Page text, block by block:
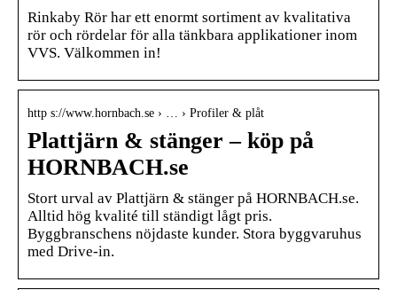
Rinkaby Rör har ett enormt sortiment av kvalitativa
rör och rördelar för alla tänkbara applikationer inom
VVS. Välkommen in!
http s://www.hornbach.se › … › Profiler & plåt
Plattjärn & stänger – köp på
HORNBACH.se
Stort urval av Plattjärn & stänger på HORNBACH.se.
Alltid hög kvalité till ständigt lågt pris.
Byggbranschens nöjdaste kunder. Stora byggvaruhus
med Drive-in.